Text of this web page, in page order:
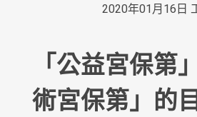
2020年01月16日
「公益宮保第
術宮保第」的